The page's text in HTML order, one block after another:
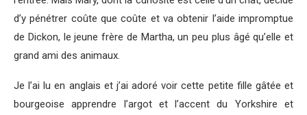
d’y pénétrer coûte que coûte et va obtenir l’aide impromptue
de Dickon, le jeune frère de Martha, un peu plus âgé qu’elle et
grand ami des animaux.
Je l’ai lu en anglais et j’ai adoré voir cette petite fille gâtée et
bourgeoise apprendre l’argot et l’accent du Yorkshire et